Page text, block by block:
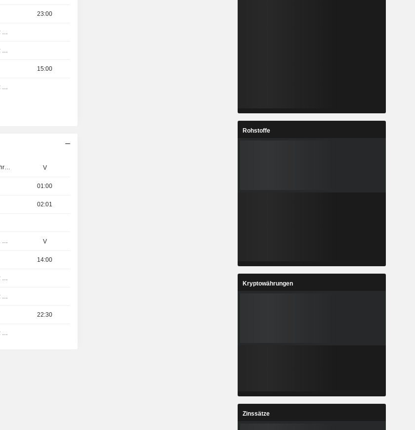
23:00
Ergebnisveröffentlichung - Q2 2026
Ergebnisveröffentlichung - Q2 2026
15:00
Ergebnisveröffentlichung - Q2 2026
V
01:00
02:01
V
14:00
22:30
Rohstoffe
Kryptowährungen
Zinssätze